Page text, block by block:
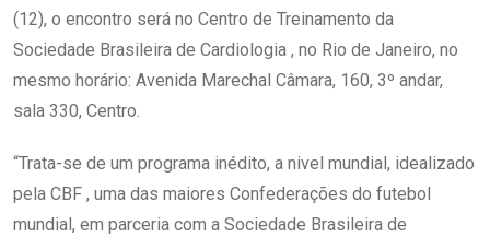
(12), o encontro será no Centro de Treinamento da
Sociedade Brasileira de Cardiologia , no Rio de Janeiro, no
mesmo horário: Avenida Marechal Câmara, 160, 3º andar,
sala 330, Centro.
“Trata-se de um programa inédito, a nivel mundial, idealizado
pela CBF , uma das maiores Confederações do futebol
mundial, em parceria com a Sociedade Brasileira de